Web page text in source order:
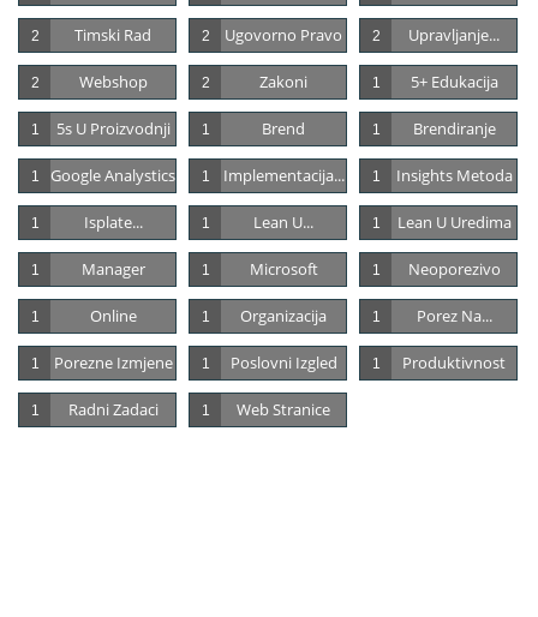
Timski Rad
2 Ugovorno Pravo
2 Upravljanje...
2
Webshop
2 Zakoni
2 5+ Edukacija
1
5s U Proizvodnji
1 Brend
1 Brendiranje
1
Google Analystics
1 Implementacija...
1 Insights Metoda
1
Isplate...
1 Lean U...
1 Lean U Uredima
1
Manager
1 Microsoft
1 Neoporezivo
1
Online
1 Organizacija
1 Porez Na...
1
Porezne Izmjene
1 Poslovni Izgled
1 Produktivnost
1
Radni Zadaci
1 Web Stranice
1